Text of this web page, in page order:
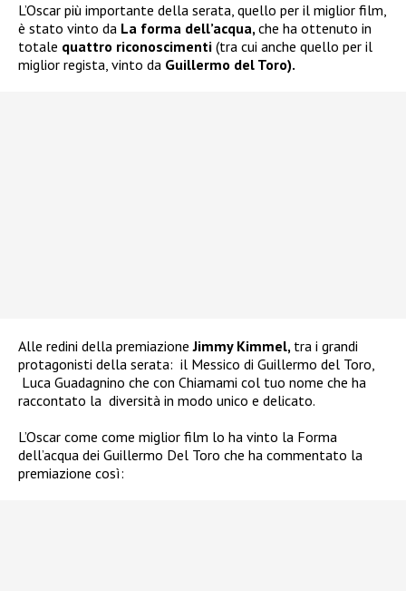
L’Oscar più importante della serata, quello per il miglior film,
è stato vinto da La forma dell’acqua,che ha ottenuto in
totale quattro riconoscimenti (tra cui anche quello per il
miglior regista, vinto da Guillermo del Toro).
Alle redini della premiazioneJimmy Kimmel, tra i grandi
protagonisti della serata: il Messico di Guillermo del Toro,
Luca Guadagnino che con Chiamami col tuo nome che ha
raccontato la diversità in modo unico e delicato.
L’Oscar come come miglior film lo ha vinto la Forma
dell’acqua dei Guillermo Del Toro che ha commentato la
premiazione così: